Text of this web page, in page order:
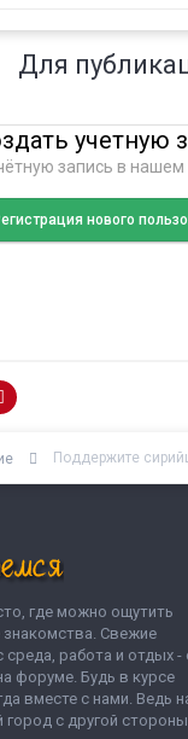
Для
учетную
запись в
нового
Поддержите
где можно ощутить
Свежие
работа и отдых -
форуме. Будь в курсе
вместе с нами. Ведь
с другой стороны.